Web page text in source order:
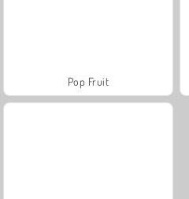
Pop Fruit